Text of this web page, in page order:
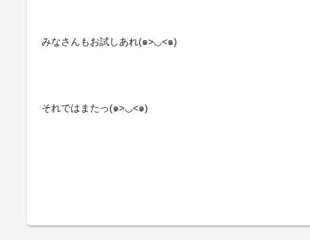
みなさんもお試しあれ(๑>◡<๑)
それではまたっ(๑>◡<๑)